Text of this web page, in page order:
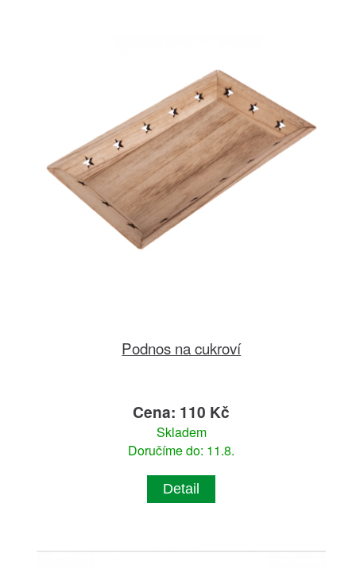
Podnos na cukroví
Cena: 110 Kč
Skladem
Doručíme do: 11.8.
Detail